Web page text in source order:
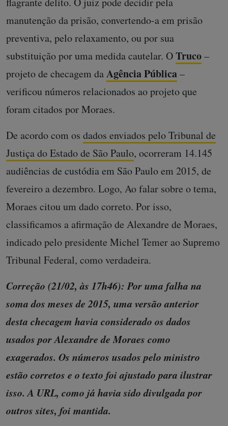
manutenção da prisão, convertendo-a em prisão
preventiva, pelo relaxamento, ou por sua
substituição por uma medida cautelar. OTruco–
projeto de checagem daAgência Pública–
verificou números relacionados ao projeto que
foram citados por Moraes.
De acordo com os dados enviados pelo Tribunal de
Justiça do Estado de São Paulo, ocorreram 14.145
audiências de custódia em São Paulo em 2015, de
fevereiro a dezembro. Logo, Ao falar sobre o tema,
Moraes citou um dado correto. Por isso,
classificamos a afirmação de Alexandre de Moraes,
indicado pelo presidente Michel Temer ao Supremo
Tribunal Federal, como verdadeira.
Correção (21/02, às 17h46): Por uma falha na
soma dos meses de 2015, uma versão anterior
desta checagem havia considerado os dados
usados por Alexandre de Moraes como
exagerados. Os números usados pelo ministro
estão corretos e o texto foi ajustado para ilustrar
isso. A URL, como já havia sido divulgada por
outros sites, foi mantida.